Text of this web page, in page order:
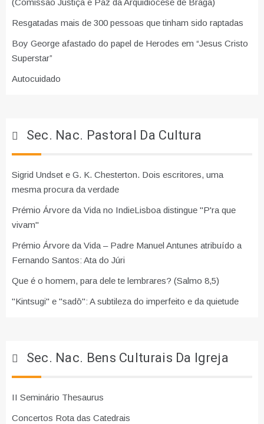
(Comissão Justiça e Paz da Arquidiocese de Braga)
Resgatadas mais de 300 pessoas que tinham sido raptadas
Boy George afastado do papel de Herodes em “Jesus Cristo
Superstar”
Autocuidado
Sec. Nac. Pastoral Da Cultura
Sigrid Undset e G. K. Chesterton. Dois escritores, uma
mesma procura da verdade
Prémio Árvore da Vida no IndieLisboa distingue "P'ra que
vivam"
Prémio Árvore da Vida – Padre Manuel Antunes atribuído a
Fernando Santos: Ata do Júri
Que é o homem, para dele te lembrares? (Salmo 8,5)
"Kintsugi" e "sadō": A subtileza do imperfeito e da quietude
Sec. Nac. Bens Culturais Da Igreja
II Seminário Thesaurus
Concertos Rota das Catedrais